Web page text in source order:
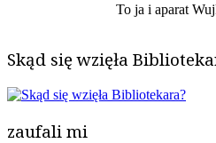
To ja i aparat
Skąd się wzięła
zaufali mi